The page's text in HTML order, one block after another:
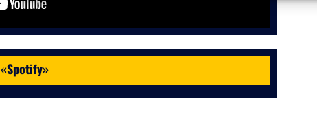
«Spotify»